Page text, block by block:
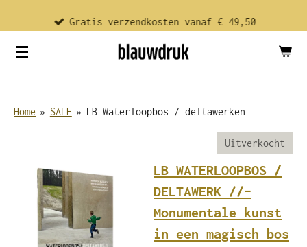
direct
naar
Gratis verzendkosten vanaf € 49,50
Home » SALE » LB Waterloopbos / deltawerken
Uitverkocht
LB WATERLOOPBOS /
DELTAWERK //–
Monumentale kunst
in een magisch bos